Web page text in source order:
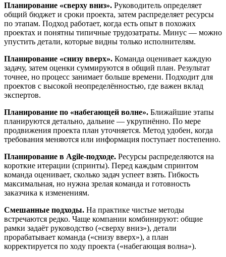
Планирование «сверху вниз». Руководитель определяет
общий бюджет и сроки проекта, затем распределяет ресурсы
по этапам. Подход работает, когда есть опыт в похожих
проектах и понятны типичные трудозатраты. Минус — можно
упустить детали, которые видны только исполнителям.
Планирование «снизу вверх». Команда оценивает каждую
задачу, затем оценки суммируются в общий план. Результат
точнее, но процесс занимает больше времени. Подходит для
проектов с высокой неопределённостью, где важен вклад
экспертов.
Планирование по «набегающей волне». Ближайшие этапы
планируются детально, дальние — укрупнённо. По мере
продвижения проекта план уточняется. Метод удобен, когда
требования меняются или информация поступает постепенно.
Планирование в Agile-подходе. Ресурсы распределяются на
короткие итерации (спринты). Перед каждым спринтом
команда оценивает, сколько задач успеет взять. Гибкость
максимальная, но нужна зрелая команда и готовность
заказчика к изменениям.
Смешанные подходы. На практике чистые методы
встречаются редко. Чаще компании комбинируют: общие
рамки задаёт руководство («сверху вниз»), детали
прорабатывает команда («снизу вверх»), а план
корректируется по ходу проекта («набегающая волна»).